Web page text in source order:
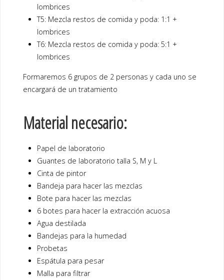
lombrices
T5: Mezcla restos de comida y poda: 1:1 +
lombrices
T6: Mezcla restos de comida y poda: 5:1 +
lombrices
Formaremos 6 grupos de 2 personas y cada uno se
encargará de un tratamiento
Material necesario:
Papel de laboratorio
Guantes de laboratorio talla S, M y L
Cinta de pintor
Bandeja para hacer las mezclas
Bote para hacer las mezclas
6 botes para hacer la extracción acuosa
Agua destilada
Bandejas para la humedad
Probetas
Espátula para pesar
Malla para filtrar